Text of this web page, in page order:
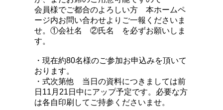
会員様でご都合のよろしい方 本ホームペ
ージ内お問い合わせよりご一報くださいま
せ。①会社名 ②氏名 を必ずお願いしま
す。
・現在約80名様のご参加お申込みを頂いて
おります。
・式次第他 当日の資料につきましては前
日11月21日中にアップ予定です。必要な方
は各自印刷してご持参くださいませ。